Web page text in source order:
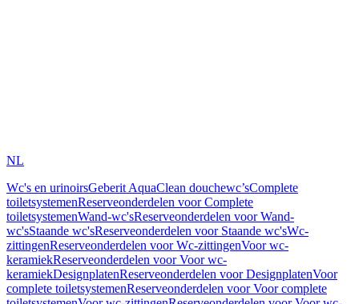
NL
Wc's en urinoirsGeberit AquaClean douchewc’sComplete
toiletsystemenReserveonderdelen voor Complete
toiletsystemenWand-wc'sReserveonderdelen voor Wand-
wc'sStaande wc'sReserveonderdelen voor Staande wc'sWc-
zittingenReserveonderdelen voor Wc-zittingenVoor wc-
keramiekReserveonderdelen voor Voor wc-
keramiekDesignplatenReserveonderdelen voor DesignplatenVoor
complete toiletsystemenReserveonderdelen voor Voor complete